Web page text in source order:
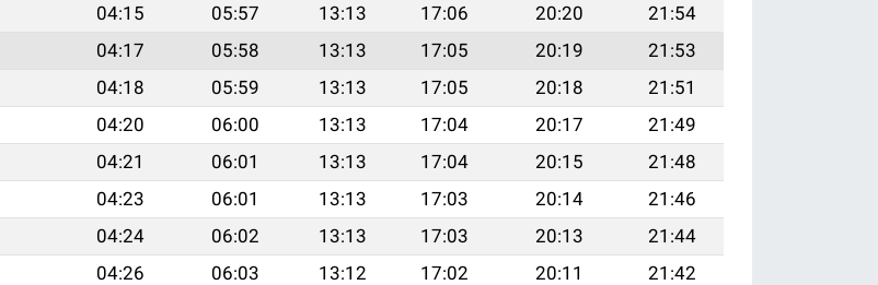
04:15 05:57 13:13 17:06 20:20
21:54
04:17 05:58 13:13 17:05 20:19
21:53
04:18 05:59 13:13 17:05 20:18
21:51
04:20 06:00 13:13 17:04 20:17
21:49
04:21 06:01 13:13 17:04 20:15
21:48
04:23 06:01 13:13 17:03 20:14
21:46
04:24 06:02 13:13 17:03 20:13
21:44
04:26 06:03 13:12 17:02 20:11
21:42